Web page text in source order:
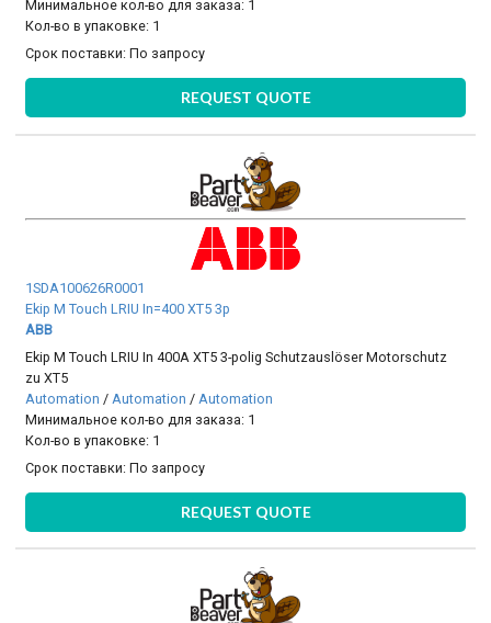
Минимальное кол-во для заказа: 1
Кол-во в упаковке: 1
Срок поставки:По запросу
REQUEST QUOTE
1SDA100626R0001
Ekip M Touch LRIU In=400 XT5 3p
ABB
Ekip M Touch LRIU In 400A XT5 3-polig Schutzauslöser Motorschutz
zu XT5
Automation / Automation / Automation
Минимальное кол-во для заказа: 1
Кол-во в упаковке: 1
Срок поставки:По запросу
REQUEST QUOTE